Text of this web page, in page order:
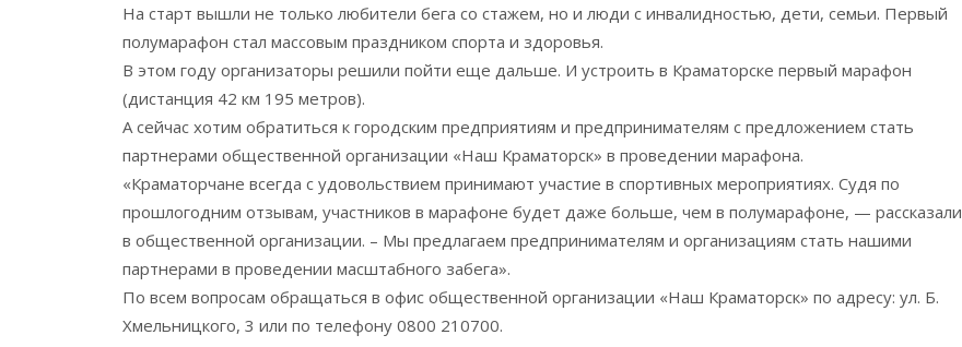
На старт вышли не только любители бега со стажем, но и люди с инвалидностью, дети, семьи. Первый
полумарафон стал массовым праздником спорта и здоровья.
В этом году организаторы решили пойти еще дальше. И устроить в Краматорске первый марафон
(дистанция 42 км 195 метров).
А сейчас хотим обратиться к городским предприятиям и предпринимателям с предложением стать
партнерами общественной организации «Наш Краматорск» в проведении марафона.
«Краматорчане всегда с удовольствием принимают участие в спортивных мероприятиях. Судя по
прошлогодним отзывам, участников в марафоне будет даже больше, чем в полумарафоне, — рассказали
в общественной организации. – Мы предлагаем предпринимателям и организациям стать нашими
партнерами в проведении масштабного забега».
По всем вопросам обращаться в офис общественной организации «Наш Краматорск» по адресу: ул. Б.
Хмельницкого, 3 или по телефону 0800 210700.